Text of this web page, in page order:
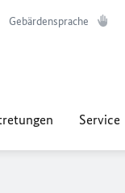
Gebärdensprache
Service